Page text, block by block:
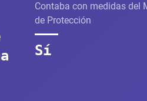
Contaba con medidas del
de Protección
Sí